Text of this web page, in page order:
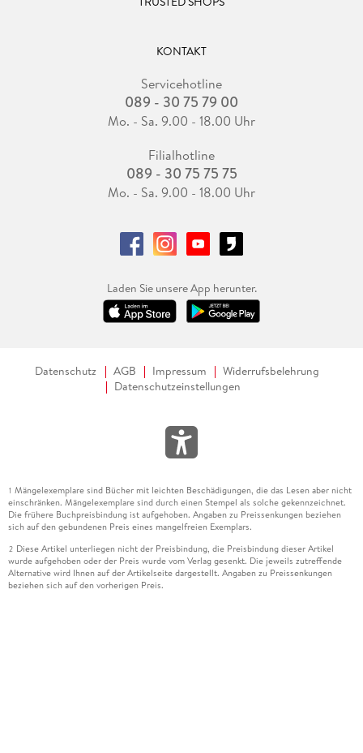
KONTAKT
Servicehotline
089 - 30 75 79 00
Mo. - Sa. 9.00 - 18.00 Uhr
Filialhotline
089 - 30 75 75 75
Mo. - Sa. 9.00 - 18.00 Uhr
Laden Sie unsere App herunter.
Datenschutz AGB Impressum
Widerrufsbelehrung
Datenschutzeinstellungen
1 Mängelexemplare sind Bücher mit leichten Beschädigungen, die das Lesen aber nicht
einschränken. Mängelexemplare sind durch einen Stempel als solche gekennzeichnet.
Die frühere Buchpreisbindung ist aufgehoben. Angaben zu Preissenkungen beziehen
sich auf den gebundenen Preis eines mangelfreien Exemplars.
2 Diese Artikel unterliegen nicht der Preisbindung, die Preisbindung dieser Artikel
wurde aufgehoben oder der Preis wurde vom Verlag gesenkt. Die jeweils zutreffende
Alternative wird Ihnen auf der Artikelseite dargestellt. Angaben zu Preissenkungen
beziehen sich auf den vorherigen Preis.